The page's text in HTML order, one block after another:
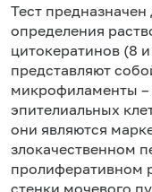
Тест предназначен
определения
цитокератинов (8
представляют
микрофиламенты –
эпителиальных
они являются
злокачественном
пролиферативном
стенки мочевого